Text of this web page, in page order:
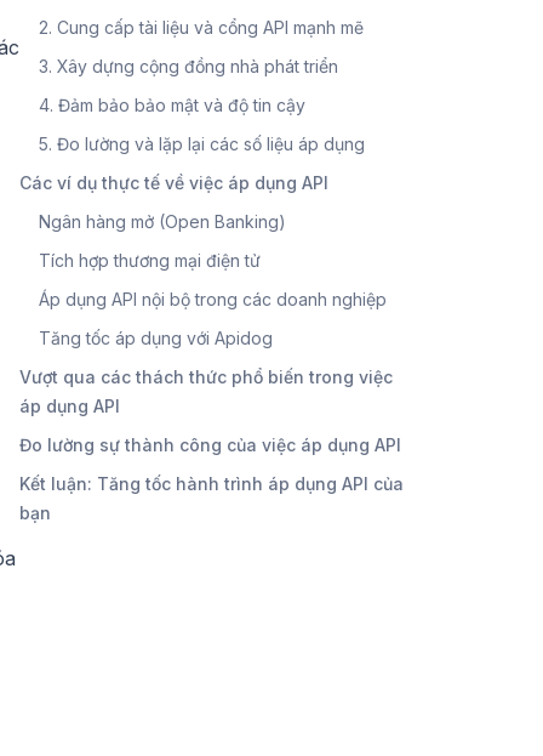
2. Cung cấp tài liệu và cổng API mạnh mẽ
3. Xây dựng cộng đồng nhà phát triển
4. Đảm bảo bảo mật và độ tin cậy
5. Đo lường và lặp lại các số liệu áp dụng
Các ví dụ thực tế về việc áp dụng API
Ngân hàng mở (Open Banking)
Tích hợp thương mại điện tử
Áp dụng API nội bộ trong các doanh nghiệp
Tăng tốc áp dụng với Apidog
Vượt qua các thách thức phổ biến trong việc
áp dụng API
Đo lường sự thành công của việc áp dụng API
Kết luận: Tăng tốc hành trình áp dụng API của
bạn